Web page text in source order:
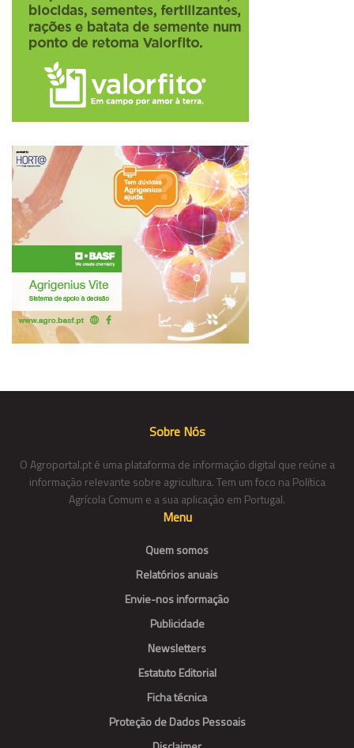
Sobre Nós
O Agroportal.pt é uma plataforma de informação digital que reúne a
informação relevante sobre agricultura. Tem um foco na Política
Agrícola Comum e a sua aplicação em Portugal.
Menu
Quem somos
Relatórios anuais
Envie-nos informação
Publicidade
Newsletters
Estatuto Editorial
Ficha técnica
Proteção de Dados Pessoais